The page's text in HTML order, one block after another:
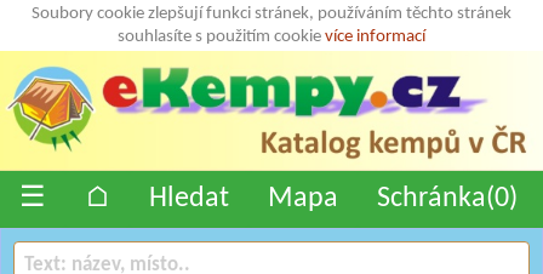
Soubory cookie zlepšují funkci stránek, používáním těchto stránek
souhlasíte s použitím cookie více informací
☰ ⌂ Hledat Mapa Schránka(0)